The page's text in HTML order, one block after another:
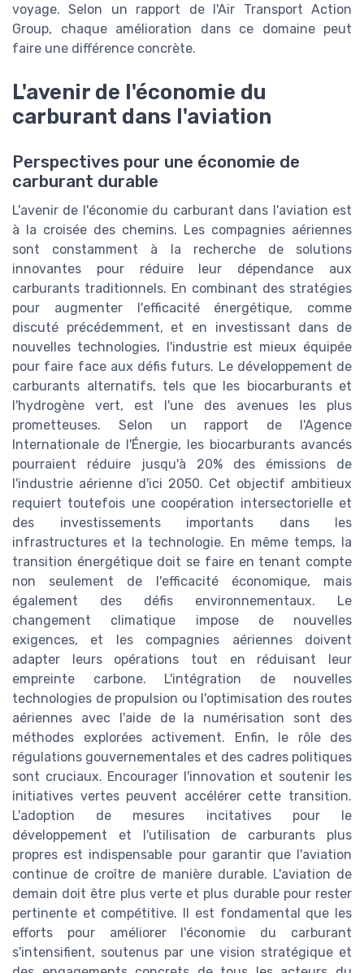
voyage. Selon un rapport de l'Air Transport Action
Group, chaque amélioration dans ce domaine peut
faire une différence concrète.
L'avenir de l'économie du
carburant dans l'aviation
Perspectives pour une économie de
carburant durable
L'avenir de l'économie du carburant dans l'aviation est
à la croisée des chemins. Les compagnies aériennes
sont constamment à la recherche de solutions
innovantes pour réduire leur dépendance aux
carburants traditionnels. En combinant des stratégies
pour augmenter l'efficacité énergétique, comme
discuté précédemment, et en investissant dans de
nouvelles technologies, l'industrie est mieux équipée
pour faire face aux défis futurs. Le développement de
carburants alternatifs, tels que les biocarburants et
l'hydrogène vert, est l'une des avenues les plus
prometteuses. Selon un rapport de l'Agence
Internationale de l'Énergie, les biocarburants avancés
pourraient réduire jusqu'à 20% des émissions de
l'industrie aérienne d'ici 2050. Cet objectif ambitieux
requiert toutefois une coopération intersectorielle et
des investissements importants dans les
infrastructures et la technologie. En même temps, la
transition énergétique doit se faire en tenant compte
non seulement de l'efficacité économique, mais
également des défis environnementaux. Le
changement climatique impose de nouvelles
exigences, et les compagnies aériennes doivent
adapter leurs opérations tout en réduisant leur
empreinte carbone. L'intégration de nouvelles
technologies de propulsion ou l'optimisation des routes
aériennes avec l'aide de la numérisation sont des
méthodes explorées activement. Enfin, le rôle des
régulations gouvernementales et des cadres politiques
sont cruciaux. Encourager l'innovation et soutenir les
initiatives vertes peuvent accélérer cette transition.
L'adoption de mesures incitatives pour le
développement et l'utilisation de carburants plus
propres est indispensable pour garantir que l'aviation
continue de croître de manière durable. L'aviation de
demain doit être plus verte et plus durable pour rester
pertinente et compétitive. Il est fondamental que les
efforts pour améliorer l'économie du carburant
s'intensifient, soutenus par une vision stratégique et